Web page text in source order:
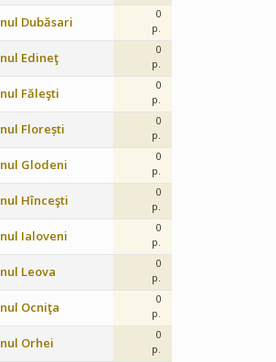
Dubăsari
0
p.
Edineţ
0
p.
Făleşti
0
p.
Florești
0
p.
Glodeni
0
p.
Hînceşti
0
p.
Ialoveni
0
p.
Leova
0
p.
Ocniţa
0
p.
Orhei
0
p.